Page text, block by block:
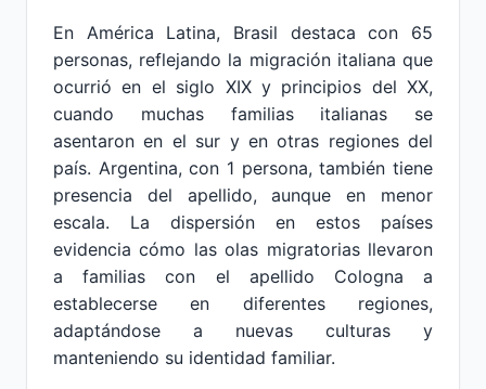
En América Latina, Brasil destaca con 65
personas, reflejando la migración italiana que
ocurrió en el siglo XIX y principios del XX,
cuando muchas familias italianas se
asentaron en el sur y en otras regiones del
país. Argentina, con 1 persona, también tiene
presencia del apellido, aunque en menor
escala. La dispersión en estos países
evidencia cómo las olas migratorias llevaron
a familias con el apellido Cologna a
establecerse en diferentes regiones,
adaptándose a nuevas culturas y
manteniendo su identidad familiar.